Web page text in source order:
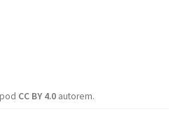
CC BY 4.0 autorem.